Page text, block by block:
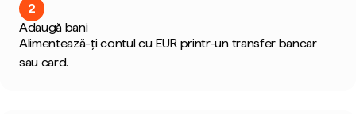
2
Adaugă bani
Alimentează-ți contul cu EUR printr-un transfer bancar
sau card.